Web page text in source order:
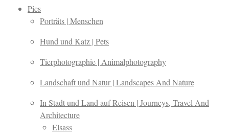
Pics
Porträts | Menschen
Hund und Katz | Pets
Tierphotographie | Animalphotography
Landschaft und Natur | Landscapes And Nature
In Stadt und Land auf Reisen | Journeys, Travel And
Architecture
Elsass